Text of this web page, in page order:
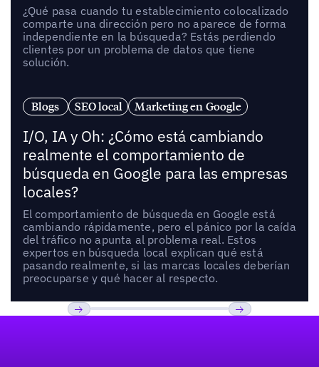
¿Qué pasa cuando tu establecimiento colocalizado
comparte una dirección pero no aparece de forma
independiente en la búsqueda? Estás perdiendo
clientes por un problema de datos que tiene
solución.
Blogs SEO local Marketing en Google
I/O, IA y Oh: ¿Cómo está cambiando
realmente el comportamiento de
búsqueda en Google para las empresas
locales?
El comportamiento de búsqueda en Google está
cambiando rápidamente, pero el pánico por la caída
del tráfico no apunta al problema real. Estos
expertos en búsqueda local explican qué está
pasando realmente, si las marcas locales deberían
preocuparse y qué hacer al respecto.